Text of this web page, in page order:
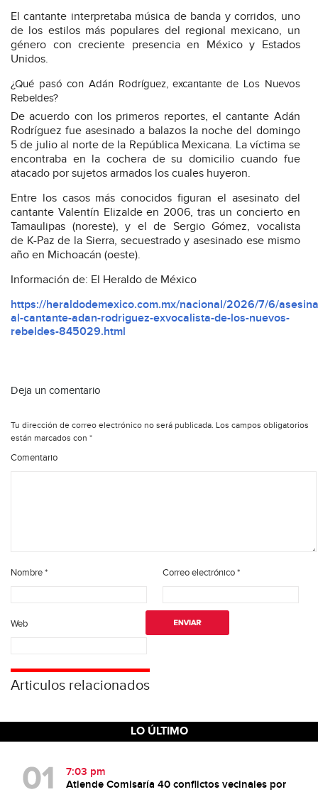
El cantante interpretaba música de banda y corridos, uno
de los estilos más populares del regional mexicano, un
género con creciente presencia en México y Estados
Unidos.
¿Qué pasó con Adán Rodríguez, excantante de Los Nuevos
Rebeldes?
De acuerdo con los primeros reportes, el cantante Adán
Rodríguez fue asesinado a balazos la noche del domingo
5 de julio al norte de la República Mexicana. La víctima se
encontraba en la cochera de su domicilio cuando fue
atacado por sujetos armados los cuales huyeron.
Entre los casos más conocidos figuran el asesinato del
cantante Valentín Elizalde en 2006, tras un concierto en
Tamaulipas (noreste), y el de Sergio Gómez, vocalista
de K-Paz de la Sierra, secuestrado y asesinado ese mismo
año en Michoacán (oeste).
Información de: El Heraldo de México
https://heraldodemexico.com.mx/nacional/2026/7/6/
al-cantante-adan-rodriguez-exvocalista-de-los-nuevos-
rebeldes-845029.html
Deja un comentario
Tu dirección de correo electrónico no será publicada. Los campos obligatorios
están marcados con *
Comentario
Nombre* Correo electrónico*
Web
Articulos relacionados
LO ÚLTIMO
7:03 pm
Atiende Comisaría 40 conflictos vecinales por